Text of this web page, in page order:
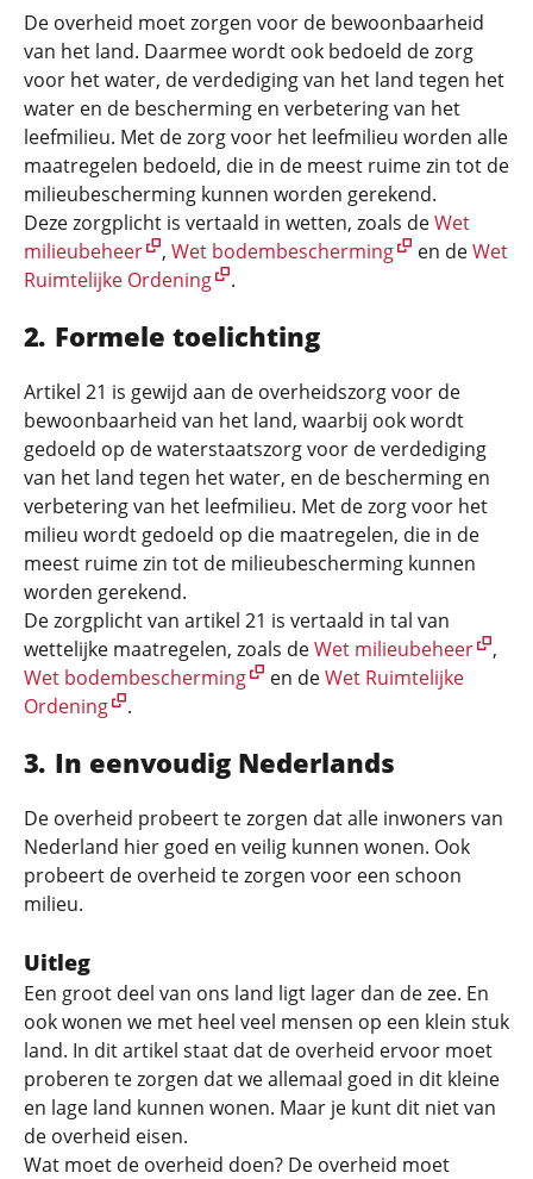
De overheid moet zorgen voor de bewoonbaarheid
van het land. Daarmee wordt ook bedoeld de zorg
voor het water, de verdediging van het land tegen het
water en de bescherming en verbetering van het
leefmilieu. Met de zorg voor het leefmilieu worden alle
maatregelen bedoeld, die in de meest ruime zin tot de
milieubescherming kunnen worden gerekend.
Deze zorgplicht is vertaald in wetten, zoals deWet
milieubeheer
, Wet bodembescherming en deWet
Ruimtelijke Ordening
.
Formele toelichting
Artikel 21 is gewijd aan de overheidszorg voor de
bewoonbaarheid van het land, waarbij ook wordt
gedoeld op de waterstaatszorg voor de verdediging
van het land tegen het water, en de bescherming en
verbetering van het leefmilieu. Met de zorg voor het
milieu wordt gedoeld op die maatregelen, die in de
meest ruime zin tot de milieubescherming kunnen
worden gerekend.
De zorgplicht van artikel 21 is vertaald in tal van
wettelijke maatregelen, zoals deWet milieubeheer
,
Wet bodembescherming
en deWet Ruimtelijke
Ordening
.
In eenvoudig Nederlands
De overheid probeert te zorgen dat alle inwoners van
Nederland hier goed en veilig kunnen wonen. Ook
probeert de overheid te zorgen voor een schoon
milieu.
Uitleg
Een groot deel van ons land ligt lager dan de zee. En
ook wonen we met heel veel mensen op een klein stuk
land. In dit artikel staat dat de overheid ervoor moet
proberen te zorgen dat we allemaal goed in dit kleine
en lage land kunnen wonen. Maar je kunt dit niet van
de overheid eisen.
Wat moet de overheid doen? De overheid moet